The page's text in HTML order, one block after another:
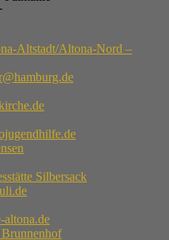
altona.de